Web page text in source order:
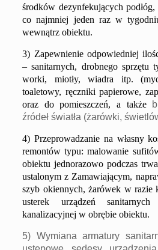
środków dezynfekujących
co najmniej jeden raz w
wewnątrz obiektu.
3) Zapewnienie odpowiedniej
– sanitarnych, drobnego sprzętu
worki, miotły, wiadra itp.(
toaletowy, ręczniki papierowe,
oraz do pomieszczeń, a także
źródeł światła (żarówki,
4) Przeprowadzanie na własny
remontów typu: malowanie
obiektu jednorazowo podczas
ustalonym z Zamawiającym,
szyb okiennych, żarówek w razie
usterek urządzeń
kanalizacyjnej w obrębie obiektu.
5) Wymiana armatury